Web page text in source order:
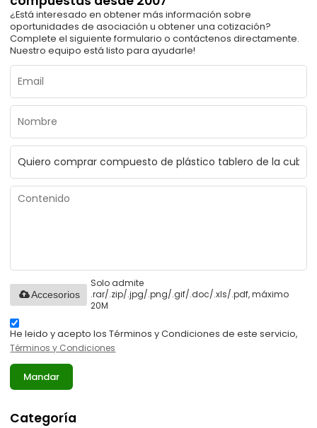
¿Está interesado en obtener más información sobre
oportunidades de asociación u obtener una cotización?
Complete el siguiente formulario o contáctenos directamente.
Nuestro equipo está listo para ayudarle!
Solo admite
.rar/.zip/.jpg/.png/.gif/.doc/.xls/.pdf, máximo
20M
Accesorios
He leido y acepto los Términos y Condiciones de este servicio,
Términos y Condiciones
Mandar
Categoría